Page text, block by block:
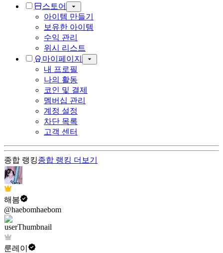
스토어
아이템 만들기
보유한 아이템
수익 관리
위시 리스트
마이페이지
내 프로필
나의 활동
코인 및 결제
멤버십 관리
계정 설정
차단 목록
고객 센터
종합 랭킹종합 랭킹 더보기
해봄
@haebomhaebom
룬레이